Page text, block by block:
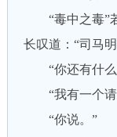
“毒中之毒”若
长叹道：“司马
“你还有什么
“我有一个
“你说。”